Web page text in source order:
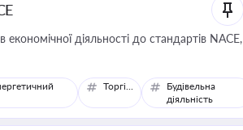
економічної діяльності до стандартів NACE,
Торгівля
Будівельна
діяльність